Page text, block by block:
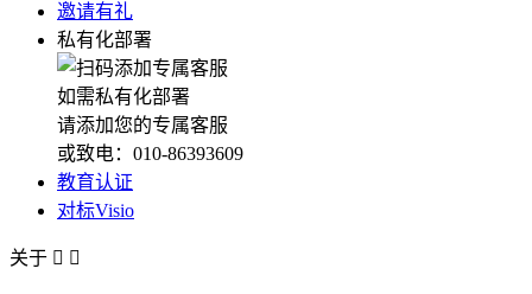
邀请有礼
私有化部署
如需私有化部署
请添加您的专属客服
或致电：010-86393609
教育认证
对标Visio
关于  